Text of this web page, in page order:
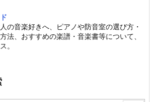
の音楽好きへ、ピアノや防音室の選び方・
法、おすすめの楽譜・音楽書等について、
。